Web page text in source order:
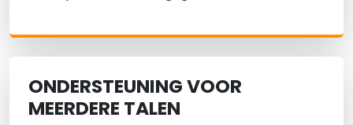
ONDERSTEUNING VOOR
MEERDERE TALEN